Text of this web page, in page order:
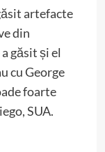
artefacte
din
găsit și el
cu George
foarte
SUA.